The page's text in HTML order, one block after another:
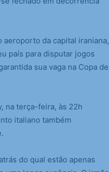
aeroporto da capital iraniana,
país para disputar jogos
sua vaga na Copa de
na terça-feira, às 22h
italiano também
do qual estão apenas